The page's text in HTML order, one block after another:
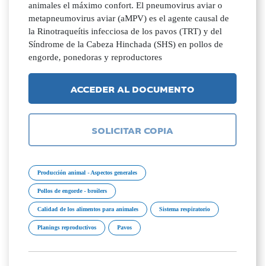
animales el máximo confort. El pneumovirus aviar o
metapneumovirus aviar (aMPV) es el agente causal de
la Rinotraqueítis infecciosa de los pavos (TRT) y del
Síndrome de la Cabeza Hinchada (SHS) en pollos de
engorde, ponedoras y reproductores
ACCEDER AL DOCUMENTO
SOLICITAR COPIA
Producción animal - Aspectos generales
Pollos de engorde - broilers
Calidad de los alimentos para animales Sistema respiratorio
Planings reproductivos Pavos